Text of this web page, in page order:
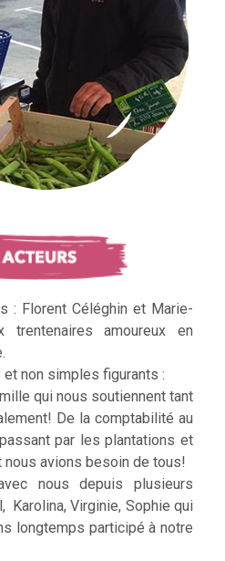
: Florent Céléghin et Marie-
trentenaires amoureux en
non simples figurants :
qui nous soutiennent tant
De la comptabilité au
par les plantations et
nous avions besoin de tous!
nous depuis plusieurs
Karolina, Virginie, Sophie qui
longtemps participé à notre